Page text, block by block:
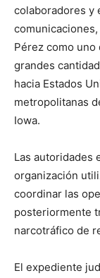
colaboradores y
Pérez como
grandes
hacia Estados
metropolitanas
Iowa.
Las autoridades
organización
coordinar las
posteriormente
narcotráfico de
El expediente